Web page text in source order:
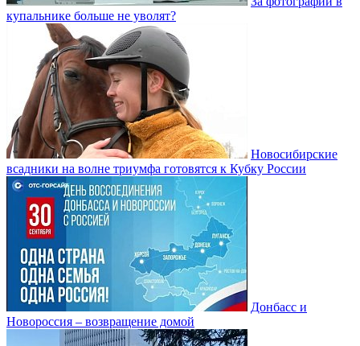
купальнике больше не уволят?
Новосибирские
всадники на волне триумфа готовятся к Кубку России
Донбасс и
Новороссия – возвращение домой